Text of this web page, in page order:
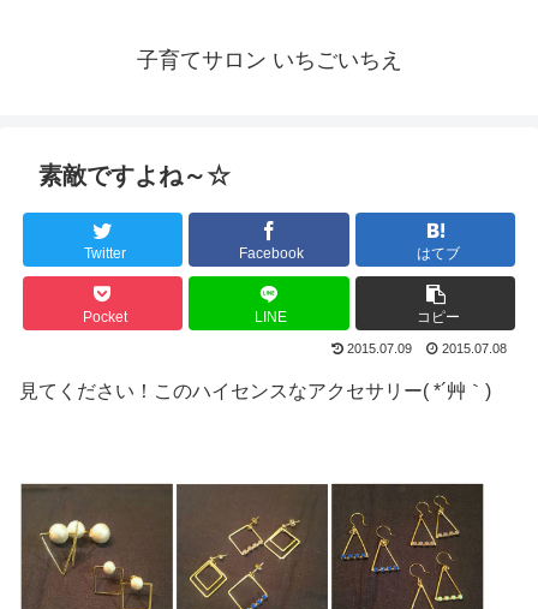
子育てサロン いちごいちえ
素敵ですよね～☆
Twitter Facebook はてブ
Pocket LINE コピー
2015.07.09 2015.07.08
見てください！このハイセンスなアクセサリー( *´艸｀)